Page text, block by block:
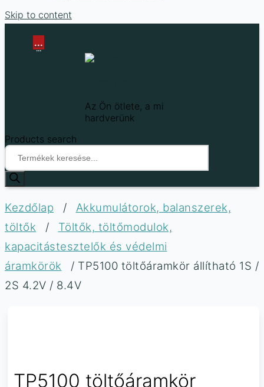
Skip to content
Az Ön ötlete, a mi
hardverünk
Products search
...
...
Kezdőlap /
Akkumulátorok, balanszerek,
töltők
/
Töltők, töltőmodulok,
kapacitástesztelők és védelmi
áramkörök
/ TP5100 töltőáramkör állítható 1S /
2S 4.2V / 8.4V
TP5100 töltőáramkör